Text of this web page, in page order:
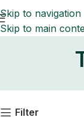
Skip to navigation
Skip to main
Filter